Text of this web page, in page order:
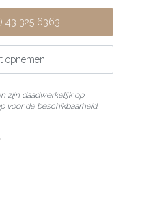
43 325 6363
opnemen
zijn daadwerkelijk op
voor de beschikbaarheid.